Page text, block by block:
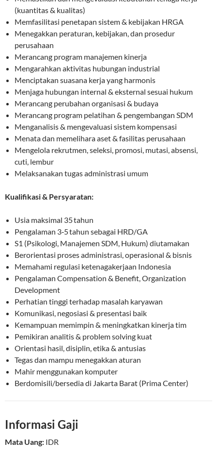
(kuantitas & kualitas)
Memfasilitasi penetapan sistem & kebijakan HRGA
Menegakkan peraturan, kebijakan, dan prosedur
perusahaan
Merancang program manajemen kinerja
Mengarahkan aktivitas hubungan industrial
Menciptakan suasana kerja yang harmonis
Menjaga hubungan internal & eksternal sesuai hukum
Merancang perubahan organisasi & budaya
Merancang program pelatihan & pengembangan SDM
Menganalisis & mengevaluasi sistem kompensasi
Menata dan memelihara aset & fasilitas perusahaan
Mengelola rekrutmen, seleksi, promosi, mutasi, absensi,
cuti, lembur
Melaksanakan tugas administrasi umum
Kualifikasi & Persyaratan:
Usia maksimal 35 tahun
Pengalaman 3‑5 tahun sebagai HRD/GA
S1 (Psikologi, Manajemen SDM, Hukum) diutamakan
Berorientasi proses administrasi, operasional & bisnis
Memahami regulasi ketenagakerjaan Indonesia
Pengalaman Compensation & Benefit, Organization
Development
Perhatian tinggi terhadap masalah karyawan
Komunikasi, negosiasi & presentasi baik
Kemampuan memimpin & meningkatkan kinerja tim
Pemikiran analitis & problem solving kuat
Orientasi hasil, disiplin, etika & antusias
Tegas dan mampu menegakkan aturan
Mahir menggunakan komputer
Berdomisili/bersedia di Jakarta Barat (Prima Center)
Informasi Gaji
Mata Uang: IDR